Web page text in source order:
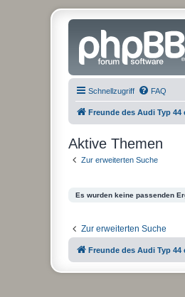
Schnellzugriff FAQ
Freunde des Audi Typ 44
Aktive Themen
Zur erweiterten Suche
Es wurden keine passenden
Zur erweiterten Suche
Freunde des Audi Typ 44